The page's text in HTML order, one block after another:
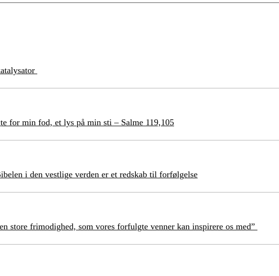
for min fod, et lys på min sti – Salme 119,105
i den vestlige verden er et redskab til forfølgelse
store frimodighed, som vores forfulgte venner kan inspirere os med”